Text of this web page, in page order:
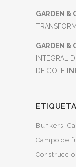
GARDEN &
GARDEN &
INTEGRAL
DE GOLF
Bunkers
Campo de